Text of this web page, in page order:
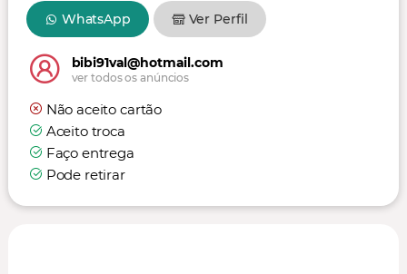
WhatsApp Ver Perfil
bibi91val@hotmail.com
ver todos os anúncios
Não aceito cartão
Aceito troca
Faço entrega
Pode retirar